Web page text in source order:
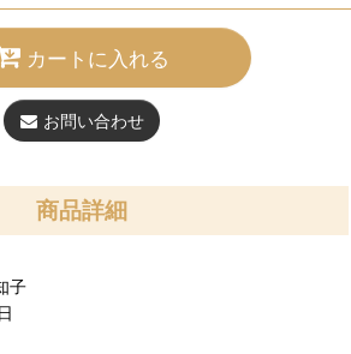
カートに入れる
お問い合わせ
商品詳細
子